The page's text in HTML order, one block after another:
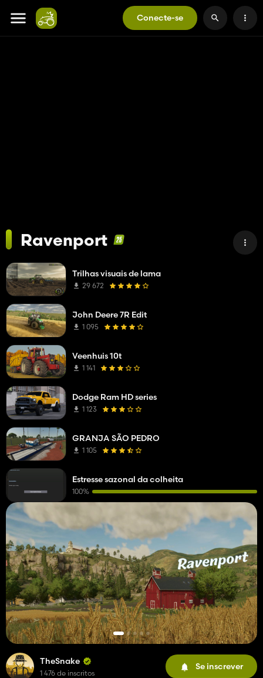
Conecte-se
Ravenport
TheSnake
1 476 de inscritos
Se inscrever
Trilhas visuais de lama
29 672
John Deere 7R Edit
1 095
Veenhuis 10t
1 141
Dodge Ram HD series
1 123
GRANJA SÃO PEDRO
1 105
Estresse sazonal da colheita
100%